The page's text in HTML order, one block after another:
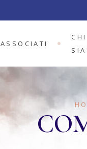
ASSOCIATI
CHI